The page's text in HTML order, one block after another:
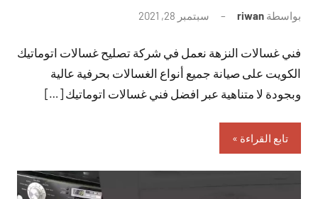
بواسطة riwan سبتمبر 28, 2021
تعليقات
فني غسالات النزهة نعمل في شركة تصليح غسالات اتوماتيك
الكويت على صيانة جميع أنواع الغسالات بحرفية عالية
وبجودة لا متناهية عبر افضل فني غسالات اتوماتيك […]
تابع القراءة